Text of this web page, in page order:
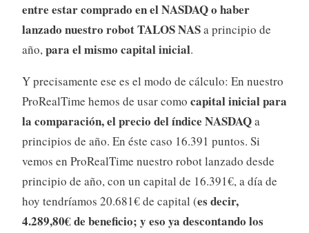
entre estar comprado en el NASDAQ o haber
lanzado nuestro robot TALOS NASa principio de
año,para el mismo capital inicial.
Y precisamente ese es el modo de cálculo: En nuestro
ProRealTime hemos de usar como capital inicial para
la comparación, el precio del índice NASDAQa
principios de año. En éste caso 16.391 puntos. Si
vemos en ProRealTime nuestro robot lanzado desde
principio de año, con un capital de 16.391€, a día de
hoy tendríamos 20.681€ de capital (es decir,
4.289,80€ de beneficio; y eso ya descontando los